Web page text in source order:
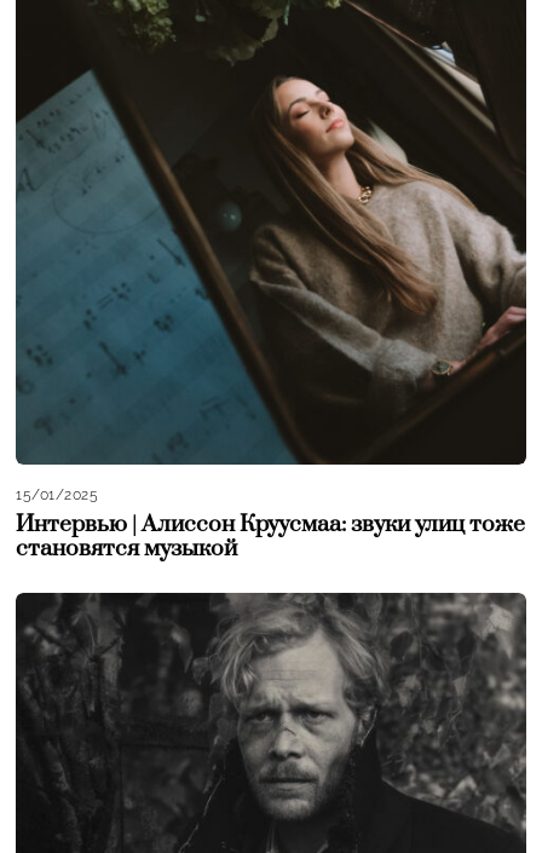
15/01/2025
Интервью | Алиссон Круусмаа: звуки улиц тоже
становятся музыкой